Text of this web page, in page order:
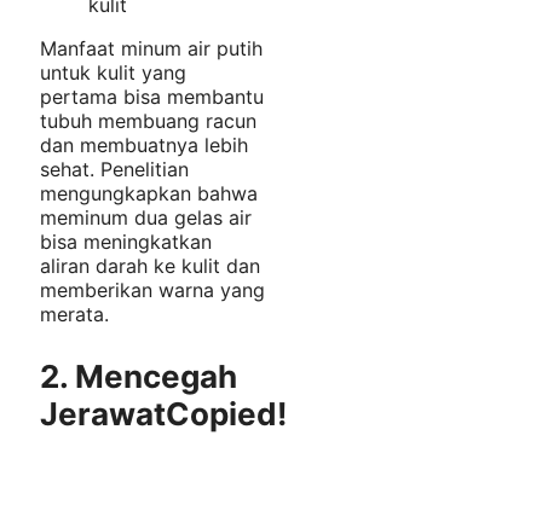
Manfaat minum air putih
untuk kulit yang
pertama bisa membantu
tubuh membuang racun
dan membuatnya lebih
sehat. Penelitian
mengungkapkan bahwa
meminum dua gelas air
bisa meningkatkan
aliran darah ke kulit dan
memberikan warna yang
merata.
2. Mencegah
JerawatCopied!